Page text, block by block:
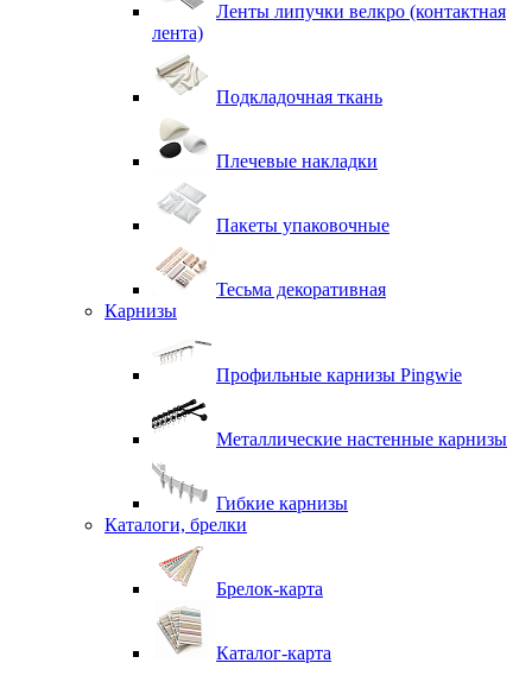
Ленты липучки велкро (контактная
лента)
Подкладочная ткань
Плечевые накладки
Пакеты упаковочные
Тесьма декоративная
Карнизы
Профильные карнизы Pingwie
Металлические настенные карнизы
Гибкие карнизы
Каталоги, брелки
Брелок-карта
Каталог-карта